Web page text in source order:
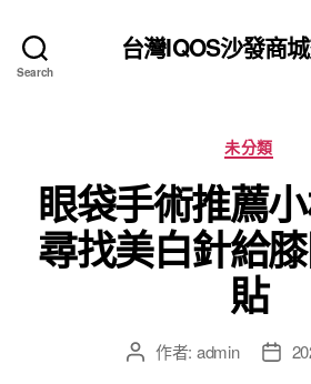
Search
台灣IQOS沙發商
分
類
未分類
眼袋手術推薦
尋找美白針給
貼
文 作者: admin
文